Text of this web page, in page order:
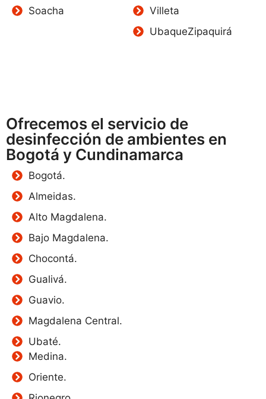
Soacha
Villeta
UbaqueZipaquirá
Ofrecemos el servicio de
desinfección de ambientes en
Bogotá y Cundinamarca
Bogotá.
Almeidas.
Alto Magdalena.
Bajo Magdalena.
Chocontá.
Gualivá.
Guavio.
Magdalena Central.
Ubaté.
Medina.
Oriente.